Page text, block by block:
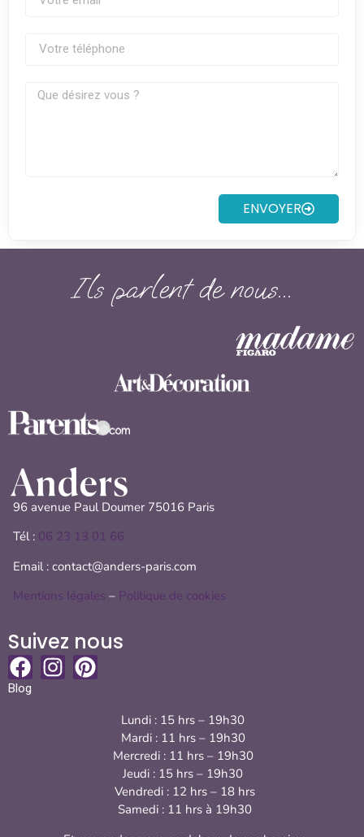
ENVOYER
Ils parlent de nous...
Lundi : 15 hrs – 19h30
Mardi : 11 hrs – 19h30
Mercredi : 11 hrs – 19h30
Jeudi : 15 hrs – 19h30
Vendredi : 12 hrs – 18 hrs
Samedi : 11 hrs à 19h30
Suivez nous
Blog
96 avenue Paul Doumer 75016 Paris
Tél : 06 23 13 01 66
Email : contact@anders-paris.com
Mentions légales – Politique de cookies